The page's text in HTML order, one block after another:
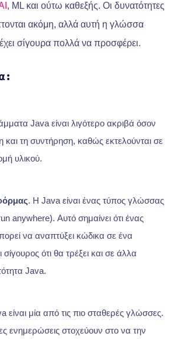
, ML και ούτω καθεξής. Οι δυνατότητες
ακόμη, αλλά αυτή η γλώσσα
σίγουρα πολλά να προσφέρει.
Java είναι λιγότερο ακριβά όσον
τη συντήρηση, καθώς εκτελούνται σε
υλικού.
. Η Java είναι ένας τύπος γλώσσας
anywhere). Αυτό σημαίνει ότι ένας
να αναπτύξει κώδικα σε ένα
ότι θα τρέξει και σε άλλα
Java.
είναι μία από τις πιο σταθερές γλώσσες.
ενημερώσεις στοχεύουν στο να την